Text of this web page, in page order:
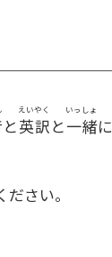
と英訳
えいやく
と一緒
いっしょ
に
ださい。